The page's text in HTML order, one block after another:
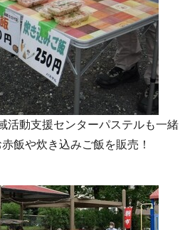
活動支援センターパステルも一緒
飯や炊き込みご飯を販売！